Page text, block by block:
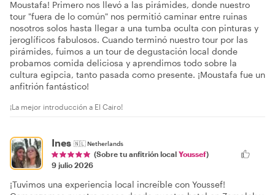
Moustafa! Primero nos llevó a las pirámides, donde nuestro
tour "fuera de lo común" nos permitió caminar entre ruinas
nosotros solos hasta llegar a una tumba oculta con pinturas y
jeroglíficos fabulosos. Cuando terminó nuestro tour por las
pirámides, fuimos a un tour de degustación local donde
probamos comida deliciosa y aprendimos todo sobre la
cultura egipcia, tanto pasada como presente. ¡Moustafa fue un
anfitrión fantástico!
¡La mejor introducción a El Cairo!
Ines 🇳🇱Netherlands
(Sobre tu anfitrión local Youssef)
9 julio 2026
¡Tuvimos una experiencia local increíble con Youssef!